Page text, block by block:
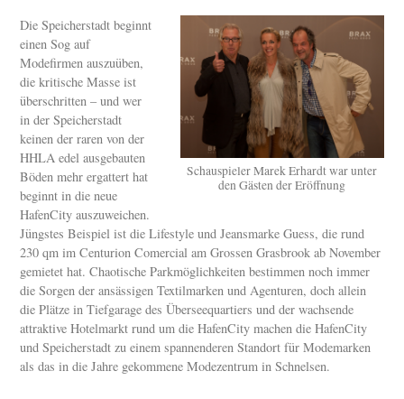
Schauspieler Marek Erhardt war unter
den Gästen der Eröffnung
Die Speicherstadt beginnt
einen Sog auf
Modefirmen auszuüben,
die kritische Masse ist
überschritten – und wer
in der Speicherstadt
keinen der raren von der
HHLA edel ausgebauten
Böden mehr ergattert hat
beginnt in die neue
HafenCity auszuweichen.
Jüngstes Beispiel ist die Lifestyle und Jeansmarke Guess, die rund
230 qm im Centurion Comercial am Grossen Grasbrook ab November
gemietet hat. Chaotische Parkmöglichkeiten bestimmen noch immer
die Sorgen der ansässigen Textilmarken und Agenturen, doch allein
die Plätze in Tiefgarage des Überseequartiers und der wachsende
attraktive Hotelmarkt rund um die HafenCity machen die HafenCity
und Speicherstadt zu einem spannenderen Standort für Modemarken
als das in die Jahre gekommene Modezentrum in Schnelsen.